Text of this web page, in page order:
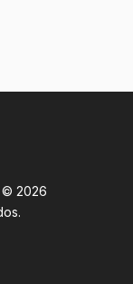
© 2026